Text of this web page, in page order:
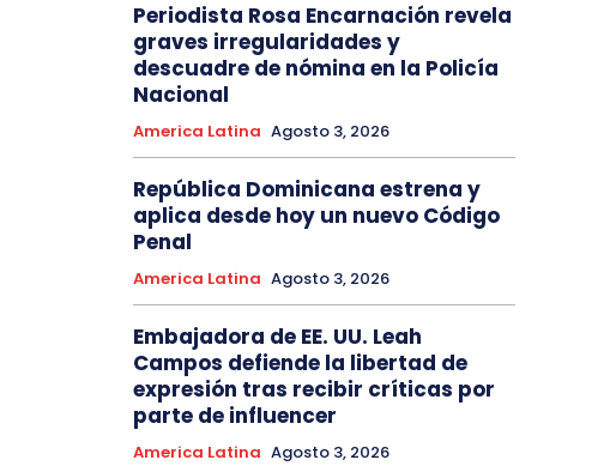
Periodista Rosa Encarnación revela
graves irregularidades y
descuadre de nómina en la Policía
Nacional
America Latina Agosto 3, 2026
República Dominicana estrena y
aplica desde hoy un nuevo Código
Penal
America Latina Agosto 3, 2026
Embajadora de EE. UU. Leah
Campos defiende la libertad de
expresión tras recibir críticas por
parte de influencer
America Latina Agosto 3, 2026